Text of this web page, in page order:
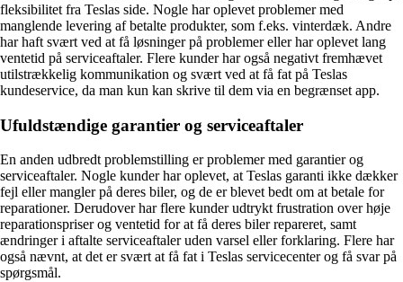
fleksibilitet fra Teslas side. Nogle har oplevet problemer med
manglende levering af betalte produkter, som f.eks. vinterdæk. Andre
har haft svært ved at få løsninger på problemer eller har oplevet lang
ventetid på serviceaftaler. Flere kunder har også negativt fremhævet
utilstrækkelig kommunikation og svært ved at få fat på Teslas
kundeservice, da man kun kan skrive til dem via en begrænset app.
Ufuldstændige garantier og serviceaftaler
En anden udbredt problemstilling er problemer med garantier og
serviceaftaler. Nogle kunder har oplevet, at Teslas garanti ikke dækker
fejl eller mangler på deres biler, og de er blevet bedt om at betale for
reparationer. Derudover har flere kunder udtrykt frustration over høje
reparationspriser og ventetid for at få deres biler repareret, samt
ændringer i aftalte serviceaftaler uden varsel eller forklaring. Flere har
også nævnt, at det er svært at få fat i Teslas servicecenter og få svar på
spørgsmål.